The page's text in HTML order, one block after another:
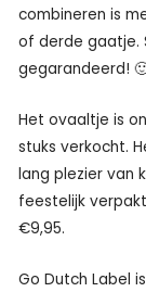
combineren is
of derde gaatje.
gegarandeerd!
Het ovaaltje is
stuks verkocht.
lang plezier van
feestelijk
€9,95.
Go Dutch Label